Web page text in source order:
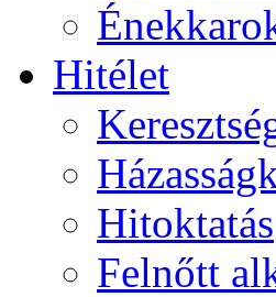
Hitélet
Hitoktatás
Felnőtt